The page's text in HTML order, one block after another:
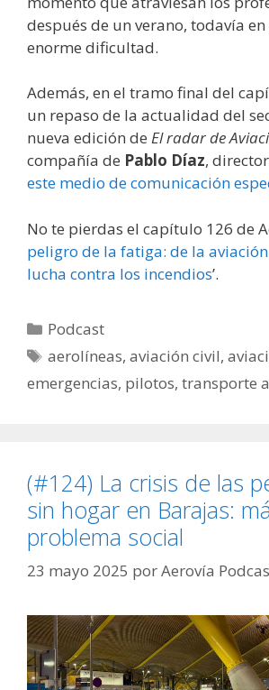
después de un verano, todavía
enorme dificultad.
Además, en el tramo final del
un repaso de la actualidad del
nueva edición de El radar de
compañía de Pablo Díaz,
este medio de comunicación
No te pierdas el capítulo 126 de
peligro de la fatiga: de la
lucha contra los incendios’.
Categorías
Podcast
Etiquetas
aerolíneas,aviación civil,
emergencias, pilotos, transporte
(#124) La crisis de las
sin hogar en Barajas:
problema social
23 mayo 2025 porAerovía